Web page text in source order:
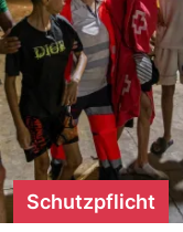
Schutzpflicht